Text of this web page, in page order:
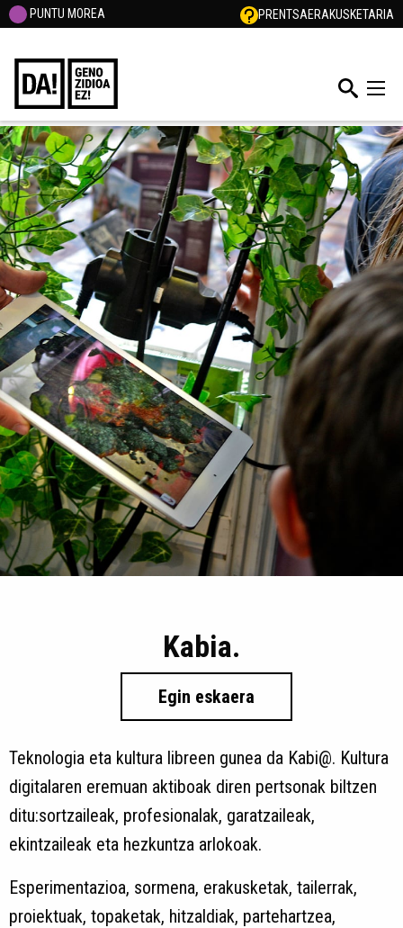
PUNTU MOREA PRENTSAERAKUSKETARIA
Kabia.
Egin eskaera
Teknologia eta kultura libreen gunea da Kabi@. Kultura
digitalaren eremuan aktiboak diren pertsonak biltzen
ditu:sortzaileak, profesionalak, garatzaileak,
ekintzaileak eta hezkuntza arlokoak.
Esperimentazioa, sormena, erakusketak, tailerrak,
proiektuak, topaketak, hitzaldiak, partehartzea,